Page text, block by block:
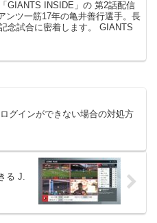
GIANTS INSIDE」の 第2話配信
ンツ一筋17年の亀井善行選手。長
念試合に密着します。 GIANTS
グインができない場合の対処方
る J.